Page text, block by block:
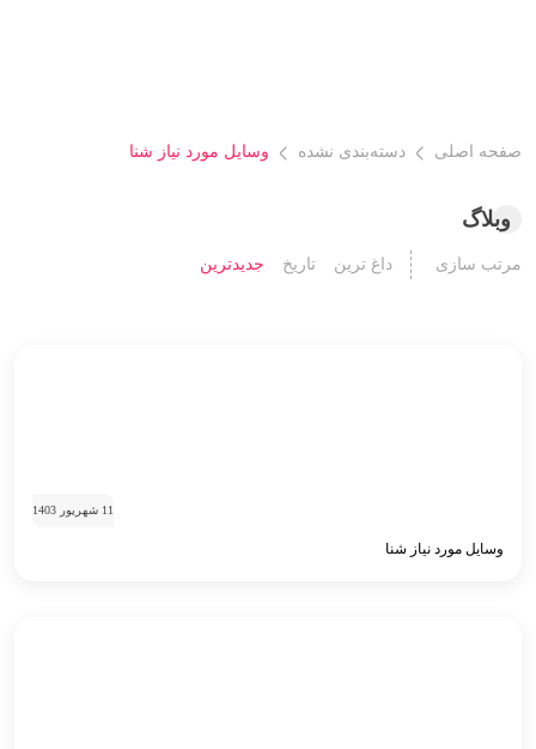
صفحه اصلی دسته‌بندی نشده وسایل مورد نیاز شنا
وبلاگ
مرتب سازی داغ ترین تاریخ جدیدترین
11 شهریور 1403
وسایل مورد نیاز شنا